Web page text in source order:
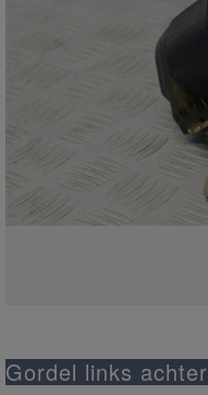
Gordel links achter